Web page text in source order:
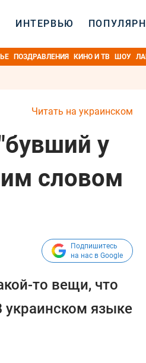
ИНТЕРВЬЮ
ПОЗДРАВЛЕНИЯ КИНО И ТВ ШОУ
Читать на украинском
у
словом
Подпишитесь
на нас в Google
то вещи, что
украинском языке